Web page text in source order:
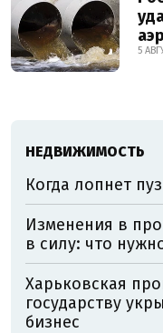
5
НЕДВИЖИМОСТЬ
Когда лопнет
Изменения в
в силу: что
Харьковская
государству
бизнес